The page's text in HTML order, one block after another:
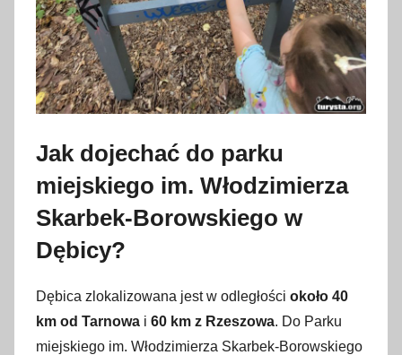
Jak dojechać do parku
miejskiego im. Włodzimierza
Skarbek-Borowskiego w
Dębicy?
Dębica zlokalizowana jest w odległości około 40
km od Tarnowa i 60 km z Rzeszowa. Do Parku
miejskiego im. Włodzimierza Skarbek-Borowskiego